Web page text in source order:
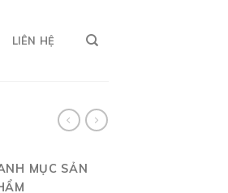
LIÊN HỆ
MỤC SẢN